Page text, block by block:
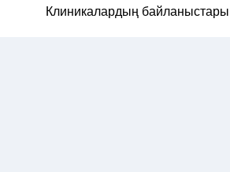
Клиникалардың байланыстары